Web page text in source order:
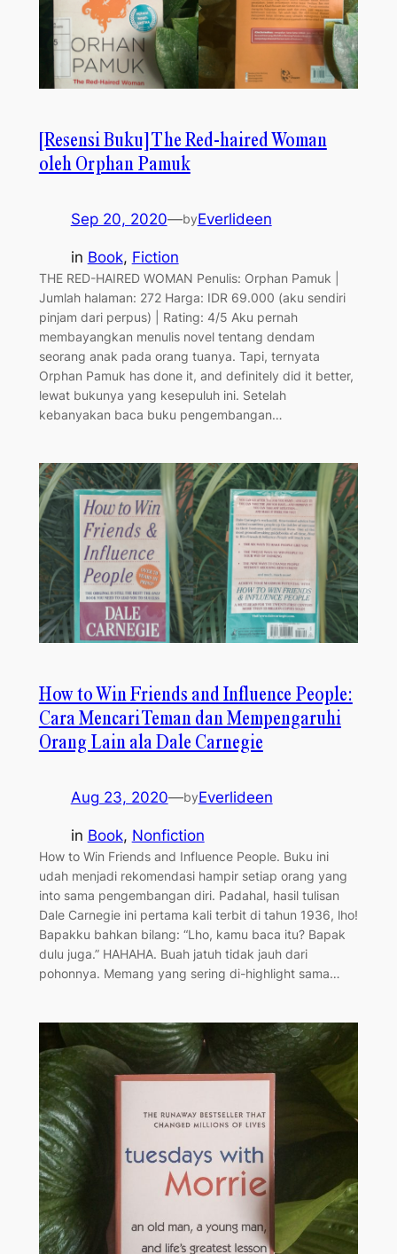
[Resensi Buku] The Red-haired Woman
oleh Orphan Pamuk
Sep 20, 2020—byEverlideen
in Book, Fiction
THE RED-HAIRED WOMAN Penulis: Orphan Pamuk |
Jumlah halaman: 272 Harga: IDR 69.000 (aku sendiri
pinjam dari perpus) | Rating: 4/5 Aku pernah
membayangkan menulis novel tentang dendam
seorang anak pada orang tuanya. Tapi, ternyata
Orphan Pamuk has done it, and definitely did it better,
lewat bukunya yang kesepuluh ini. Setelah
kebanyakan baca buku pengembangan…
How to Win Friends and Influence People:
Cara Mencari Teman dan Mempengaruhi
Orang Lain ala Dale Carnegie
Aug 23, 2020—byEverlideen
in Book, Nonfiction
How to Win Friends and Influence People. Buku ini
udah menjadi rekomendasi hampir setiap orang yang
into sama pengembangan diri. Padahal, hasil tulisan
Dale Carnegie ini pertama kali terbit di tahun 1936, lho!
Bapakku bahkan bilang: “Lho, kamu baca itu? Bapak
dulu juga.” HAHAHA. Buah jatuh tidak jauh dari
pohonnya. Memang yang sering di-highlight sama…